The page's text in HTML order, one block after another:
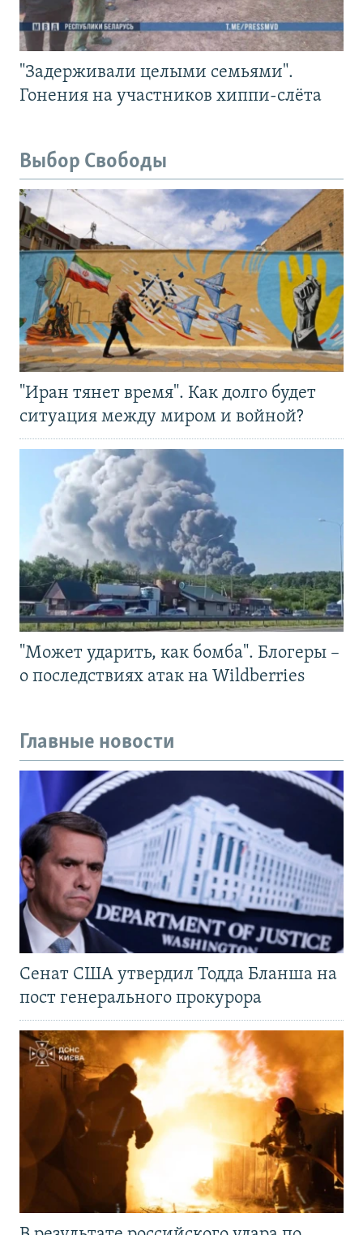
"Задерживали целыми семьями".
Гонения на участников хиппи-слёта
Выбор Свободы
"Иран тянет время". Как долго будет
ситуация между миром и войной?
"Может ударить, как бомба". Блогеры –
о последствиях атак на Wildberries
Главные новости
Сенат США утвердил Тодда Бланша на
пост генерального прокурора